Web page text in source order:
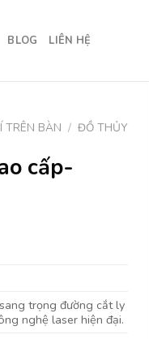
BLOG LIÊN HỆ
TRÊN BÀN / ĐỒ THỦY
cấp-
trọng đường cắt ly
nghệ laser hiện đại.